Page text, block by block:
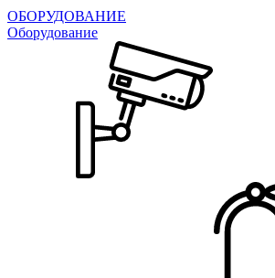
ОБОРУДОВАНИЕ
Оборудование